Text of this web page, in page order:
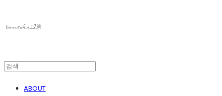
ABOUT